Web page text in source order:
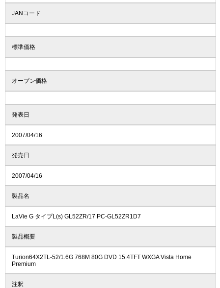
JANコード
標準価格
オープン価格
発表日
2007/04/16
発売日
2007/04/16
製品名
LaVie G タイプL(s) GL52ZR/17 PC-GL52ZR1D7
製品概要
Turion64X2TL-52/1.6G 768M 80G DVD 15.4TFT WXGA Vista Home
Premium
注釈